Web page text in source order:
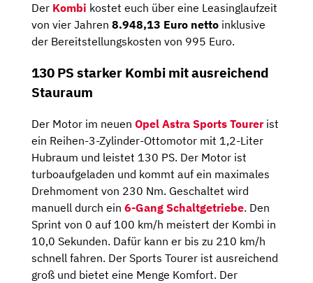
Der Kombi kostet euch über eine Leasinglaufzeit
von vier Jahren 8.948,13 Euro netto inklusive
der Bereitstellungskosten von 995 Euro.
130 PS starker Kombi mit ausreichend
Stauraum
Der Motor im neuen Opel Astra Sports Tourerist
ein Reihen-3-Zylinder-Ottomotor mit 1,2-Liter
Hubraum und leistet 130 PS. Der Motor ist
turboaufgeladen und kommt auf ein maximales
Drehmoment von 230 Nm. Geschaltet wird
manuell durch ein 6-Gang Schaltgetriebe. Den
Sprint von 0 auf 100 km/h meistert der Kombi in
10,0 Sekunden. Dafür kann er bis zu 210 km/h
schnell fahren. Der Sports Tourer ist ausreichend
groß und bietet eine Menge Komfort. Der